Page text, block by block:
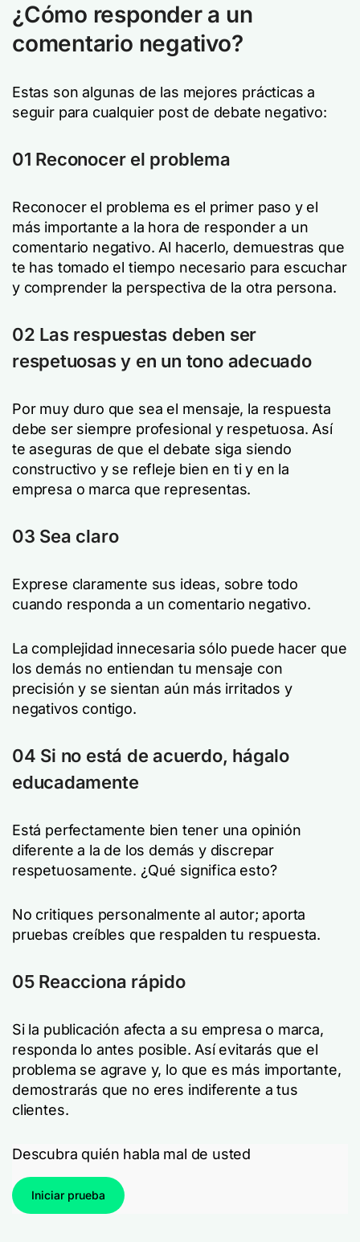
¿Cómo responder a un
comentario negativo?
Estas son algunas de las mejores prácticas a
seguir para cualquier post de debate negativo:
01 Reconocer el problema
Reconocer el problema es el primer paso y el
más importante a la hora de responder a un
comentario negativo. Al hacerlo, demuestras que
te has tomado el tiempo necesario para escuchar
y comprender la perspectiva de la otra persona.
02 Las respuestas deben ser
respetuosas y en un tono adecuado
Por muy duro que sea el mensaje, la respuesta
debe ser siempre profesional y respetuosa. Así
te aseguras de que el debate siga siendo
constructivo y se refleje bien en ti y en la
empresa o marca que representas.
03 Sea claro
Exprese claramente sus ideas, sobre todo
cuando responda a un comentario negativo.
La complejidad innecesaria sólo puede hacer que
los demás no entiendan tu mensaje con
precisión y se sientan aún más irritados y
negativos contigo.
04 Si no está de acuerdo, hágalo
educadamente
Está perfectamente bien tener una opinión
diferente a la de los demás y discrepar
respetuosamente. ¿Qué significa esto?
No critiques personalmente al autor; aporta
pruebas creíbles que respalden tu respuesta.
05 Reacciona rápido
Si la publicación afecta a su empresa o marca,
responda lo antes posible. Así evitarás que el
problema se agrave y, lo que es más importante,
demostrarás que no eres indiferente a tus
clientes.
Descubra quién habla mal de usted
Iniciar prueba